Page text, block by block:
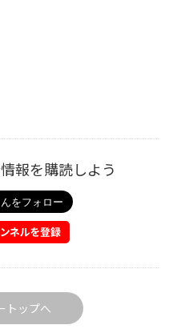
報を購読しよう
トップへ